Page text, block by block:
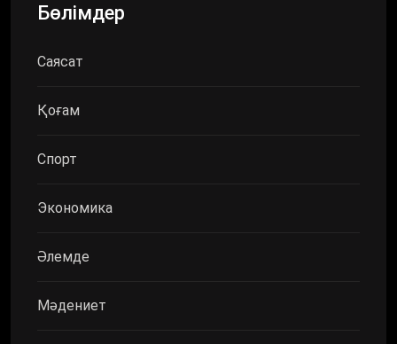
Бөлімдер
Саясат
Қоғам
Спорт
Экономика
Әлемде
Мәдениет